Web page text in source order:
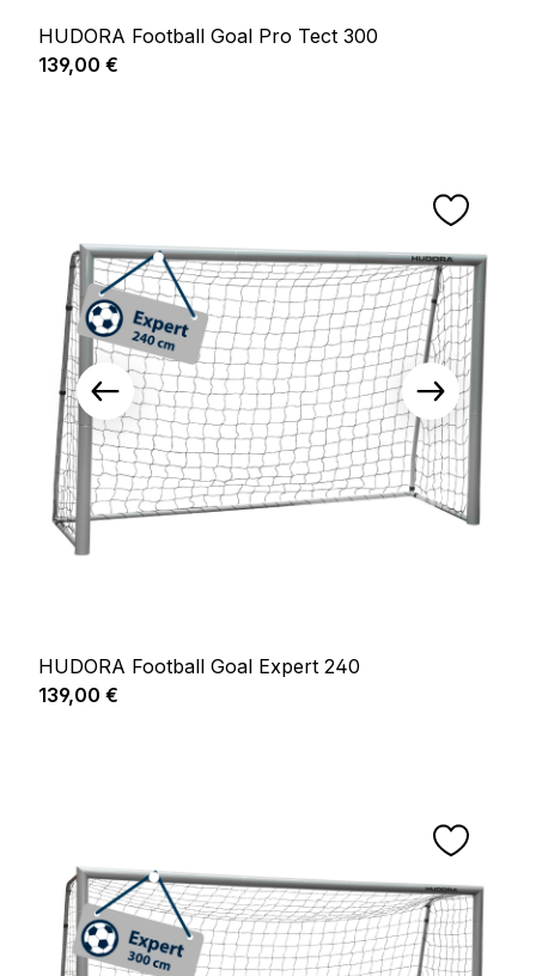
HUDORA Football Goal Pro Tect 300
Prix régulier :
139,00 €
HUDORA Football Goal Expert 240
Prix régulier :
139,00 €